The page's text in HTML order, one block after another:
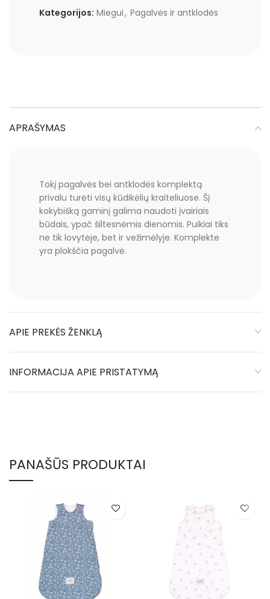
Kategorijos: Miegui, Pagalvės ir antklodės
APRAŠYMAS
Tokį pagalvės bei antklodės komplektą
privalu turėti visų kūdikėlių kraiteliuose. Šį
kokybišką gaminį galima naudoti įvairiais
būdais, ypač šiltesnėmis dienomis. Puikiai tiks
ne tik lovytėje, bet ir vežimėlyje. Komplekte
yra plokščia pagalvė.
APIE PREKĖS ŽENKLĄ
INFORMACIJA APIE PRISTATYMĄ
PANAŠŪS PRODUKTAI